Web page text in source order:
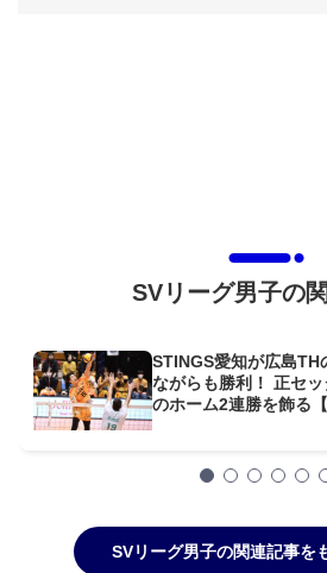
SVリーグ男子の
STINGS愛知が広島TH
ながらも勝利！ 正セ
のホーム2連勝を飾る
SVリーグ男子の関連記事を